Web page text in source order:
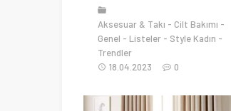
Aksesuar & Takı
Cilt Bakımı
Genel
Listeler
Style Kadın
Trendler
18.04.2023
0